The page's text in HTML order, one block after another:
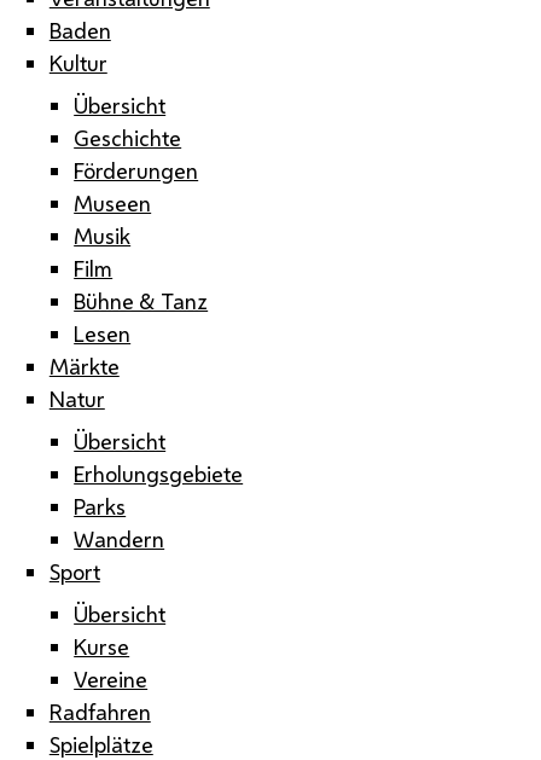
Baden
Kultur
Übersicht
Geschichte
Förderungen
Museen
Musik
Film
Bühne & Tanz
Lesen
Märkte
Natur
Übersicht
Erholungsgebiete
Parks
Wandern
Sport
Übersicht
Kurse
Vereine
Radfahren
Spielplätze